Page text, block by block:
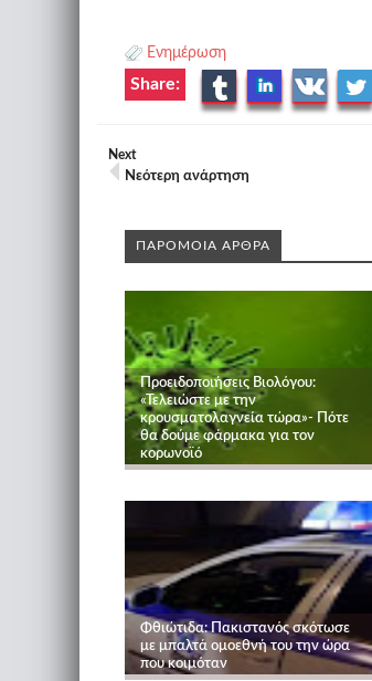
Ενημέρωση
Share:
Next
Νεότερη ανάρτηση
ΠΑΡΟΜΟΙΑ ΑΡΘΡΑ
Προειδοποιήσεις Βιολόγου:
«Τελειώστε με την
κρουσματολαγνεία τώρα»- Πότε
θα δούμε φάρμακα για τον
κορωνοϊό
Φθιώτιδα: Πακιστανός σκότωσε
με μπαλτά ομοεθνή του την ώρα
που κοιμόταν